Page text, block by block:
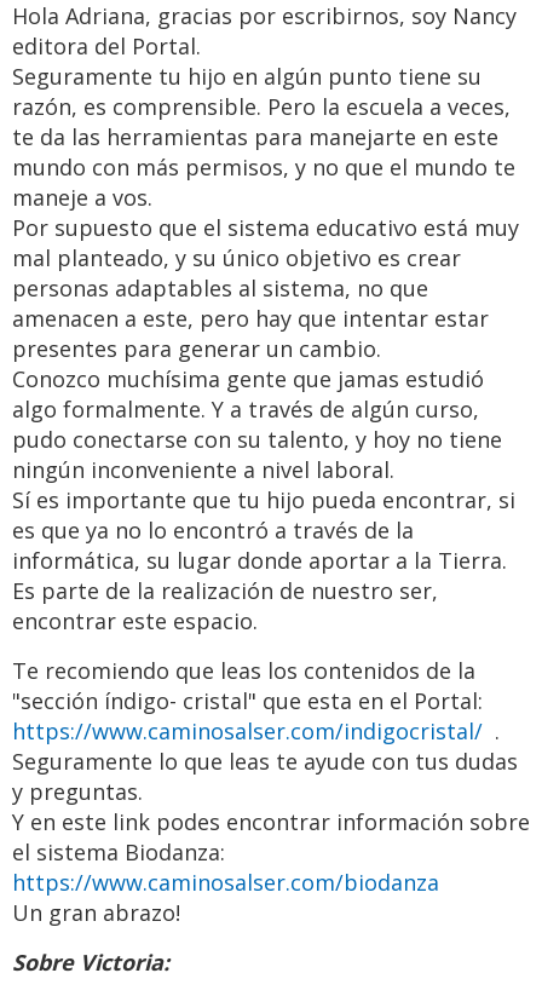
Hola Adriana, gracias por escribirnos, soy Nancy
editora del Portal.
Seguramente tu hijo en algún punto tiene su
razón, es comprensible. Pero la escuela a veces,
te da las herramientas para manejarte en este
mundo con más permisos, y no que el mundo te
maneje a vos.
Por supuesto que el sistema educativo está muy
mal planteado, y su único objetivo es crear
personas adaptables al sistema, no que
amenacen a este, pero hay que intentar estar
presentes para generar un cambio.
Conozco muchísima gente que jamas estudió
algo formalmente. Y a través de algún curso,
pudo conectarse con su talento, y hoy no tiene
ningún inconveniente a nivel laboral.
Sí es importante que tu hijo pueda encontrar, si
es que ya no lo encontró a través de la
informática, su lugar donde aportar a la Tierra.
Es parte de la realización de nuestro ser,
encontrar este espacio.
Te recomiendo que leas los contenidos de la
"sección índigo- cristal" que esta en el Portal:
https://www.caminosalser.com/indigocristal/ .
Seguramente lo que leas te ayude con tus dudas
y preguntas.
Y en este link podes encontrar información sobre
el sistema Biodanza:
https://www.caminosalser.com/biodanza
Un gran abrazo!
Sobre Victoria: